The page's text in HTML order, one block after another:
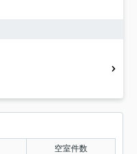
空室件数